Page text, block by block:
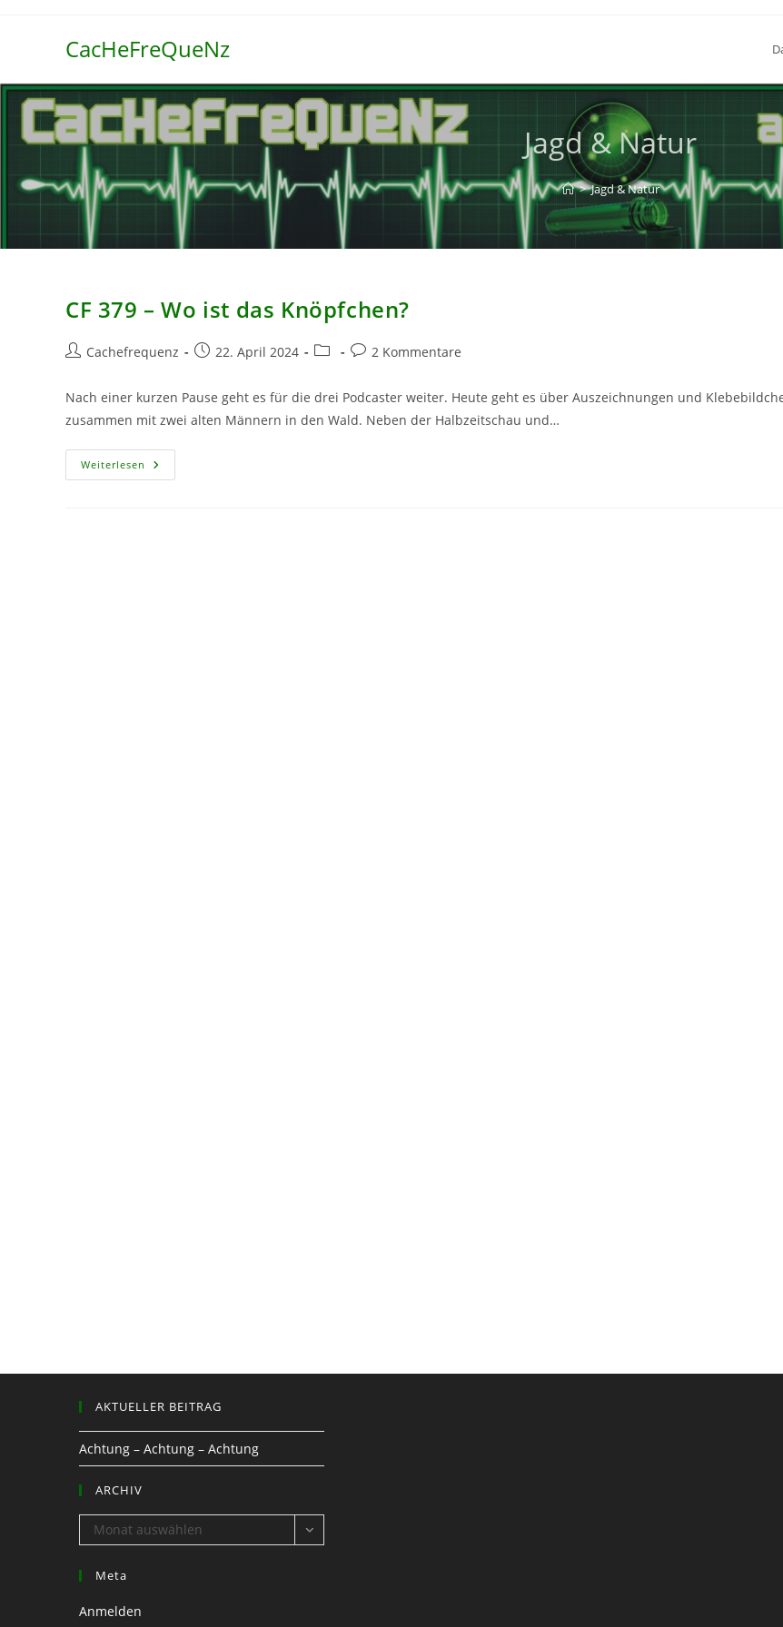
CacHeFreQueNz
Jagd & Natur
> Jagd & Natur
CF 379 – Wo ist das Knöpfchen?
Beitrags-
Cachefrequenz
Beitrag22. April 2024
Beitrags-Beitrags-
2 Kommentare
Nach einer kurzen Pause geht es für die drei Podcaster weiter. Heute geht es über Auszeichnungen und
zusammen mit zwei alten Männern in den Wald. Neben der Halbzeitschau und…
Weiterlesen CF
379
AKTUELLER BEITRAG
Achtung – Achtung – Achtung
ARCHIV
ARCHIV
Monat auswählen
Meta
Anmelden